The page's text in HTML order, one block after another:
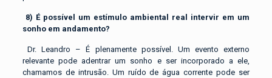
8) É possível um estímulo ambiental real intervir em um
sonho em andamento?
Dr. Leandro – É plenamente possível. Um evento externo
relevante pode adentrar um sonho e ser incorporado a ele,
chamamos de intrusão. Um ruído de água corrente pode ser